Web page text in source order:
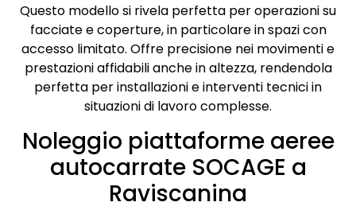
Questo modello si rivela perfetta per operazioni su
facciate e coperture, in particolare in spazi con
accesso limitato. Offre precisione nei movimenti e
prestazioni affidabili anche in altezza, rendendola
perfetta per installazioni e interventi tecnici in
situazioni di lavoro complesse.
Noleggio piattaforme aeree
autocarrate SOCAGE a
Raviscanina